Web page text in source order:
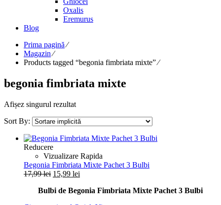
Oxalis
Eremurus
Blog
Prima pagină⁄
Magazin ⁄
Products tagged “begonia fimbriata mixte”⁄
begonia fimbriata mixte
Afișez singurul rezultat
Sort By:
Reducere
Vizualizare Rapida
Begonia Fimbriata Mixte Pachet 3 Bulbi
17,99lei Prețul
a
15,99 lei
este:
Bulbi de Begonia Fimbriata Mixte Pachet 3 Bulbi